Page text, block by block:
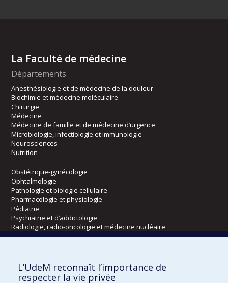
La Faculté de médecine
Départements
Anesthésiologie et de médecine de la douleur
Biochimie et médecine moléculaire
Chirurgie
Médecine
Médecine de famille et de médecine d’urgence
Microbiologie, infectiologie et immunologie
Neurosciences
Nutrition
Obstétrique-gynécologie
Ophtalmologie
Pathologie et biologie cellulaire
Pharmacologie et physiologie
Pédiatrie
Psychiatrie et d’addictologie
Radiologie, radio-oncologie et médecine nucléaire
Écoles
Kinésiologie et des sciences de l’activité physique
L’UdeM reconnaît l’importance de
respecter la vie privée